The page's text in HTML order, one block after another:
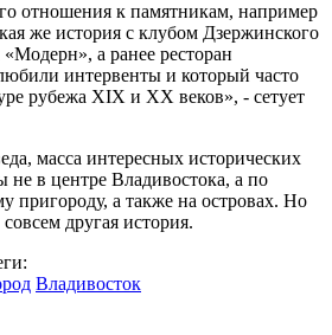
отношения к памятникам, например
же история с клубом Дзержинского
а ранее ресторан
интервенты и который часто
рубежа XIX и XX веков», - сетует
масса интересных исторических
не в центре Владивостока, а по
пригороду, а также на островах. Но
другая история.
Владивосток